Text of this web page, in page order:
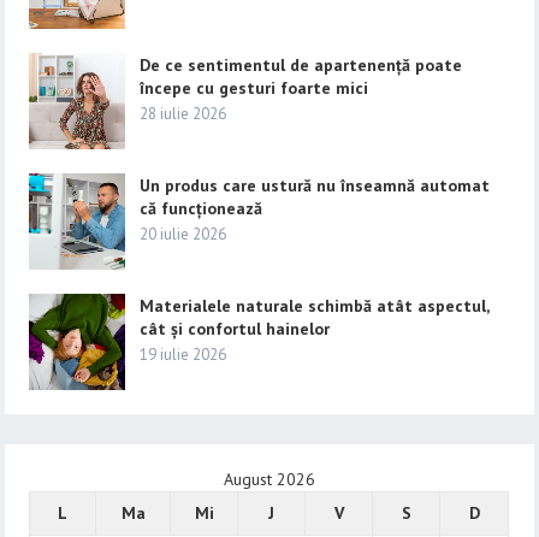
De ce sentimentul de apartenență poate
începe cu gesturi foarte mici
28 iulie 2026
Un produs care ustură nu înseamnă automat
că funcționează
20 iulie 2026
Materialele naturale schimbă atât aspectul,
cât și confortul hainelor
19 iulie 2026
August 2026
L
Ma Mi J V S
D